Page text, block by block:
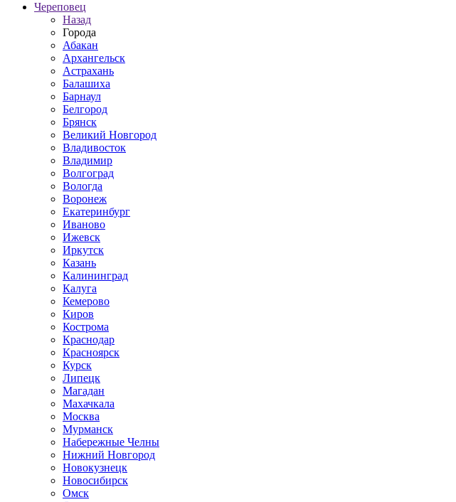
Череповец
Назад
Города
Абакан
Архангельск
Астрахань
Балашиха
Барнаул
Белгород
Брянск
Великий Новгород
Владивосток
Владимир
Волгоград
Вологда
Воронеж
Екатеринбург
Иваново
Ижевск
Иркутск
Казань
Калининград
Калуга
Кемерово
Киров
Кострома
Краснодар
Красноярск
Курск
Липецк
Магадан
Махачкала
Москва
Мурманск
Набережные Челны
Нижний Новгород
Новокузнецк
Новосибирск
Омск